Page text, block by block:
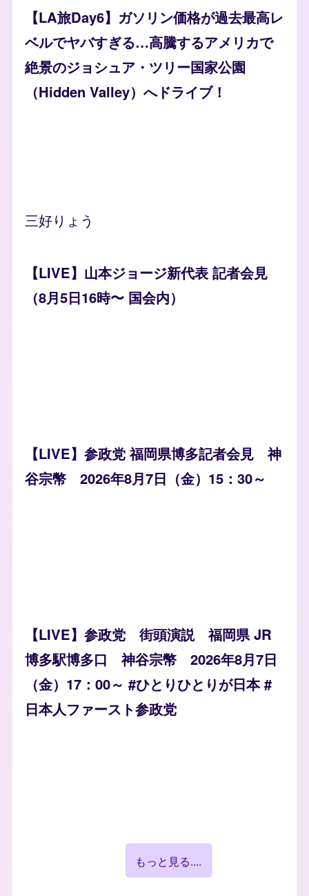
【LA旅Day6】ガソリン価格が過去最高レ
ベルでヤバすぎる…高騰するアメリカで
絶景のジョシュア・ツリー国家公園
（Hidden Valley）へドライブ！
三好りょう
【LIVE】山本ジョージ新代表 記者会見
（8月5日16時〜 国会内）
【LIVE】参政党 福岡県博多記者会見 神
谷宗幣 2026年8月7日（金）15：30～
【LIVE】参政党 街頭演説 福岡県 JR
博多駅博多口 神谷宗幣 2026年8月7日
（金）17：00～ #ひとりひとりが日本 #
日本人ファースト参政党
もっと見る....